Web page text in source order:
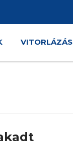
VITORLÁZÁS